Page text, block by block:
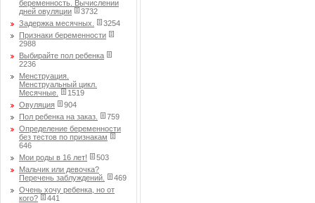
беременность. Вычислении
дней овуляции
3732
Задержка месячных.
3254
Признаки беременности
2988
Выбирайте пол ребенка
2236
Менструация.
Менструальный цикл.
Месячные.
1519
Овуляция
904
Пол ребенка на заказ.
759
Определение беременности
без тестов по признакам
646
Мои роды в 16 лет!
503
Мальчик или девочка?
Перечень заблуждений.
469
Очень хочу ребенка, но от
кого?
441